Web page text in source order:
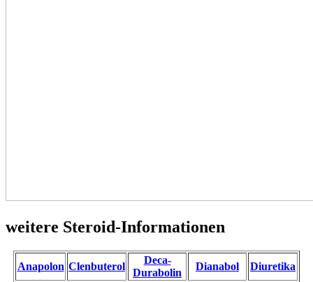
weitere Steroid-Informationen
Anapolon Clenbuterol
Deca-
Durabolin
Dianabol Diuretika